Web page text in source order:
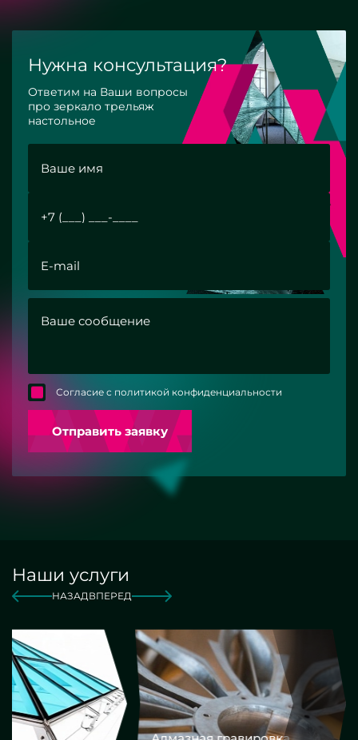
Нужна консультация?
Ответим на Ваши вопросы
про зеркало трельяж
настольное
Согласие с политикой конфиденциальности
Отправить заявку
Наши услуги
НАЗАДВПЕРЕД